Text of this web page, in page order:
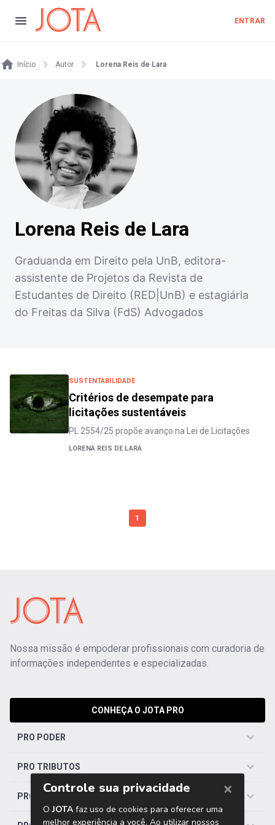
ENTRAR
Início Autor Lorena Reis de Lara
Lorena Reis de Lara
Graduanda em Direito pela UnB, editora-
assistente de Projetos da Revista de
Estudantes de Direito (RED|UnB) e estagiária
do Freitas da Silva (FdS) Advogados
SUSTENTABILIDADE
Critérios de desempate para
licitações sustentáveis
PL 2554/25 propõe avanço na Lei de Licitações
LORENA REIS DE LARA
1
Nossa missão é empoderar profissionais com curadoria de
informações independentes e especializadas.
CONHEÇA O JOTA PRO
PRO PODER
PRO TRIBUTOS
PRO TRABALHISTA